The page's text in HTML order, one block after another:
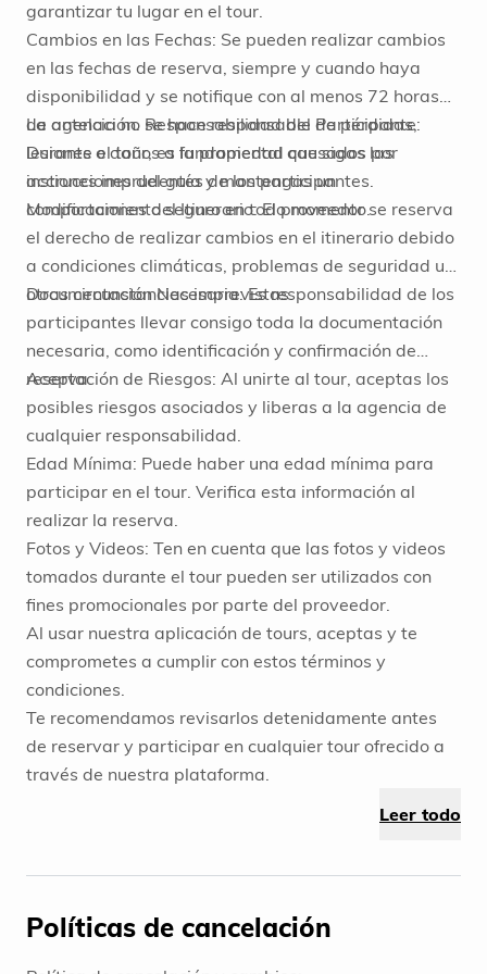
garantizar tu lugar en el tour.
Cambios en las Fechas: Se pueden realizar cambios
en las fechas de reserva, siempre y cuando haya
disponibilidad y se notifique con al menos 72 horas
de antelación. Responsabilidad del Participante:
Durante el tour, es fundamental que sigas las
instrucciones del guía y mantengas un
comportamiento seguro en todo momento.
La agencia no se hace responsable de pérdidas,
lesiones o daños a la propiedad causados por
acciones imprudentes de los participantes.
Modificaciones del Itinerario: El proveedor se reserva
el derecho de realizar cambios en el itinerario debido
a condiciones climáticas, problemas de seguridad u
otras circunstancias imprevistas.
Documentación Necesaria: Es responsabilidad de los
participantes llevar consigo toda la documentación
necesaria, como identificación y confirmación de
reserva.
Aceptación de Riesgos: Al unirte al tour, aceptas los
posibles riesgos asociados y liberas a la agencia de
cualquier responsabilidad.
Edad Mínima: Puede haber una edad mínima para
participar en el tour. Verifica esta información al
realizar la reserva.
Fotos y Videos: Ten en cuenta que las fotos y videos
tomados durante el tour pueden ser utilizados con
fines promocionales por parte del proveedor.
Al usar nuestra aplicación de tours, aceptas y te
comprometes a cumplir con estos términos y
condiciones.
Te recomendamos revisarlos detenidamente antes
de reservar y participar en cualquier tour ofrecido a
través de nuestra plataforma.
Leer todo
Políticas de cancelación